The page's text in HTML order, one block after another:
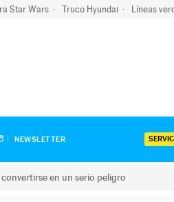
Star Wars Truco Hyundai Líneas
NEWSLETTER
en un serio peligro